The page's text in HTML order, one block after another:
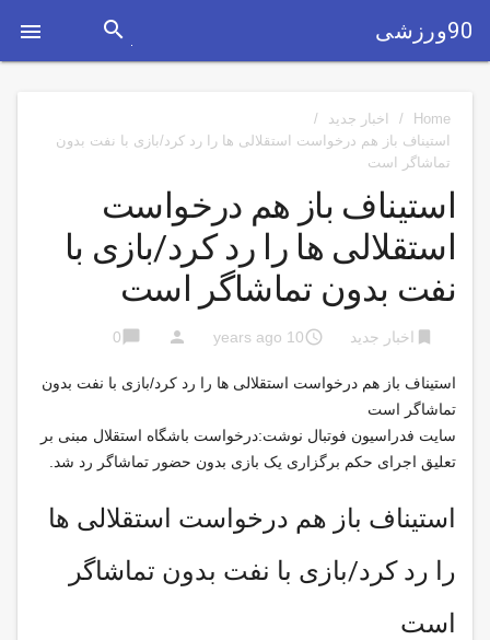
 90ورزشی search
Home
/ اخبار جدید
/
استیناف باز هم درخواست استقلالی ها را رد کرد/بازی با نفت بدون
تماشاگر است
استیناف باز هم درخواست
استقلالی ها را رد کرد/بازی با
نفت بدون تماشاگر است
bookmark اخبار جدید access_time
10 years ago
person
chat_bubble
0
استیناف باز هم درخواست استقلالی ها را رد کرد/بازی با نفت بدون
تماشاگر است
سایت فدراسیون فوتبال نوشت:درخواست باشگاه استقلال مبنی بر
تعلیق اجرای حکم برگزاری یک بازی بدون حضور تماشاگر رد شد.
استیناف باز هم درخواست استقلالی ها
را رد کرد/بازی با نفت بدون تماشاگر
است